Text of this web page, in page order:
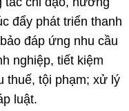
đẩy phát triển thanh
đáp ứng nhu cầu
nghiệp, tiết kiệm
thuế, tội phạm; xử lý
luật.